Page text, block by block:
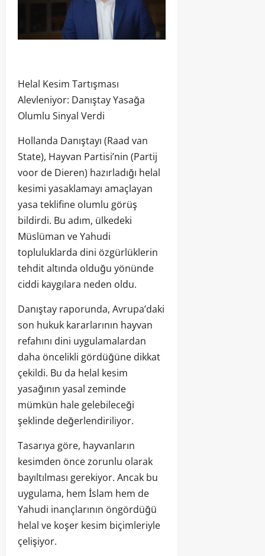
Helal Kesim Tartışması
Alevleniyor: Danıştay Yasağa
Olumlu Sinyal Verdi
Hollanda Danıştayı (Raad van
State), Hayvan Partisi’nin (Partij
voor de Dieren) hazırladığı helal
kesimi yasaklamayı amaçlayan
yasa teklifine olumlu görüş
bildirdi. Bu adım, ülkedeki
Müslüman ve Yahudi
topluluklarda dini özgürlüklerin
tehdit altında olduğu yönünde
ciddi kaygılara neden oldu.
Danıştay raporunda, Avrupa’daki
son hukuk kararlarının hayvan
refahını dini uygulamalardan
daha öncelikli gördüğüne dikkat
çekildi. Bu da helal kesim
yasağının yasal zeminde
mümkün hale gelebileceği
şeklinde değerlendiriliyor.
Tasarıya göre, hayvanların
kesimden önce zorunlu olarak
bayıltılması gerekiyor. Ancak bu
uygulama, hem İslam hem de
Yahudi inançlarının öngördüğü
helal ve koşer kesim biçimleriyle
çelişiyor.